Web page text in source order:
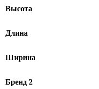
Высота
Длина
Ширина
Бренд 2